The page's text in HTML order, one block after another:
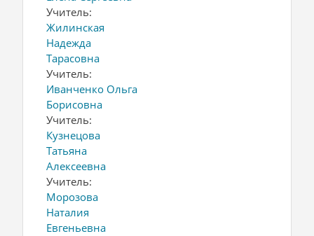
Учитель:
Жилинская
Надежда
Тарасовна
Учитель:
Иванченко Ольга
Борисовна
Учитель:
Кузнецова
Татьяна
Алексеевна
Учитель:
Морозова
Наталия
Евгеньевна